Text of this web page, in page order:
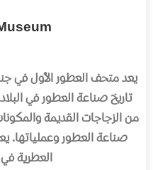
يعد متحف العطور الأول في
تاريخ صناعة العطور في البلاد
من الزجاجات القديمة
صناعة العطور وعملياتها.
العطرية